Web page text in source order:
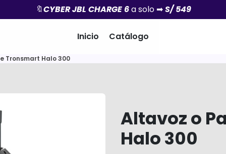
CYBERJBL CHARGE 6 S/ 549
ENVÍO GRATIS-JBL GO 4 🌈
Inicio Catálogo
Tronsmart Halo 300
Altavoz o
Halo 300